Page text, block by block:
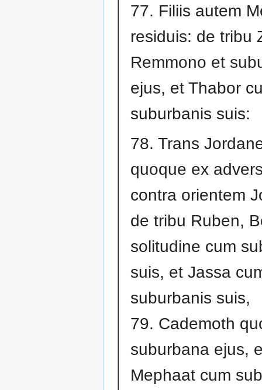
77. Filiis autem
residuis: de tribu
Remmono et
ejus, et Thabor
suburbanis suis:
78. Trans
quoque ex
contra orientem
de tribu Ruben,
solitudine cum
suis, et Jassa
suburbanis suis,
79. Cademoth
suburbana ejus,
Mephaat cum